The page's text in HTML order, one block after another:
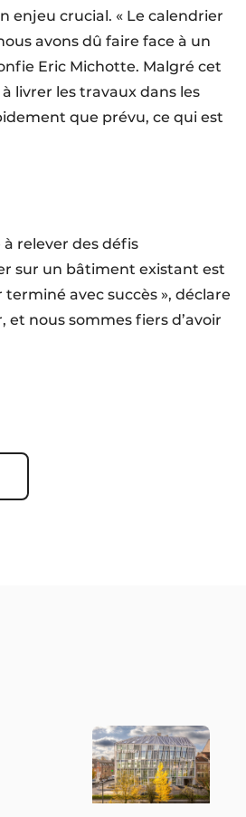
enjeu crucial. « Le calendrier
avons dû faire face à un
Eric Michotte. Malgré cet
livrer les travaux dans les
que prévu, ce qui est
relever des défis
sur un bâtiment existant est
avec succès », déclare
nous sommes fiers d’avoir